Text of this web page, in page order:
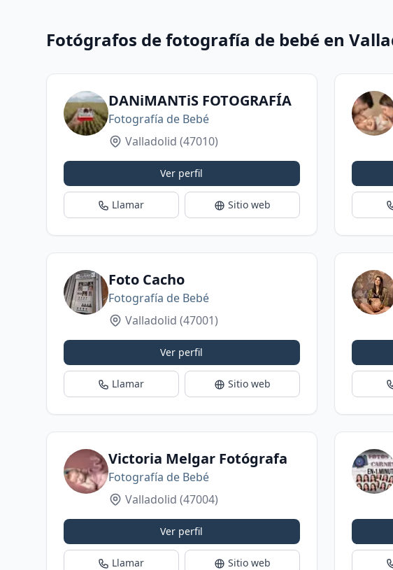
Fotógrafos de fotografía de bebé en
DANiMANTiS FOTOGRAFÍA
Fotografía de Bebé
Valladolid (47010)
Ver perfil
Llamar Sitio web
Foto Cacho
Fotografía de Bebé
Valladolid (47001)
Ver perfil
Llamar Sitio web
Victoria Melgar Fotógrafa
Fotografía de Bebé
Valladolid (47004)
Ver perfil
Llamar Sitio web